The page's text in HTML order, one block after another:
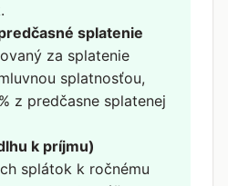
splatenie
za splatenie
splatnosťou,
z predčasne splatenej
k príjmu)
splátok k ročnému